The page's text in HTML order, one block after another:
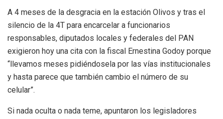
A 4 meses de la desgracia en la estación Olivos y tras el
silencio de la 4T para encarcelar a funcionarios
responsables, diputados locales y federales del PAN
exigieron hoy una cita con la fiscal Ernestina Godoy porque
“llevamos meses pidiéndosela por las vías institucionales
y hasta parece que también cambio el número de su
celular”.
Si nada oculta o nada teme, apuntaron los legisladores